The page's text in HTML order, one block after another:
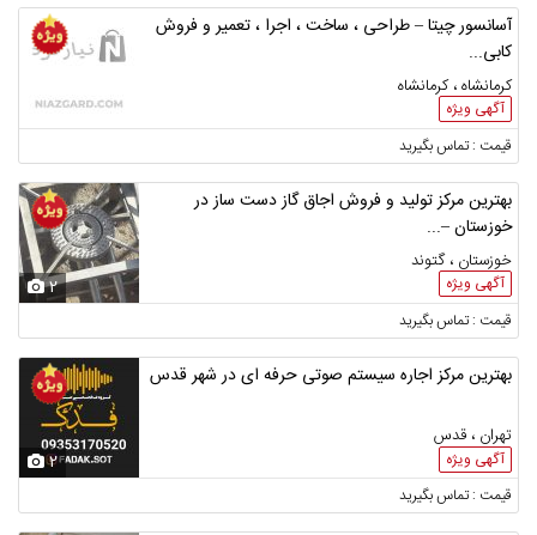
آسانسور چیتا – طراحی ، ساخت ، اجرا ، تعمیر و فروش
کابی...
کرمانشاه ، کرمانشاه
آگهی ویژه
قیمت : تماس بگیرید
بهترین مرکز تولید و فروش اجاق گاز دست ساز در
خوزستان –...
خوزستان ، گتوند
آگهی ویژه 2
قیمت : تماس بگیرید
بهترین مرکز اجاره سیستم صوتی حرفه ای در شهر قدس
تهران ، قدس
آگهی ویژه 2
قیمت : تماس بگیرید